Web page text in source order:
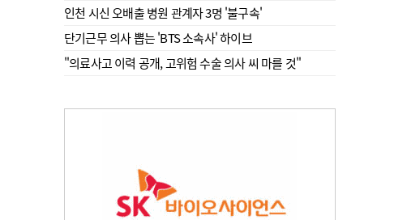
인천 시신 오배출 병원 관계자 3명 '불구속'
단기근무 의사 뽑는 'BTS 소속사' 하이브
"의료사고 이력 공개, 고위험 수술 의사 씨 마를 것"